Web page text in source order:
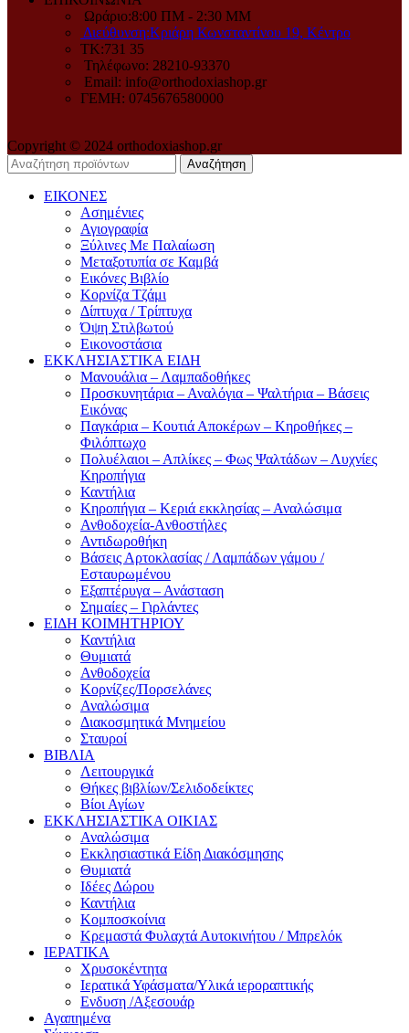
Ωράριο:8:00 ΠM - 2:30 MM
Διεύθυνση:Κριάρη Κωνσταντίνου 19, Κέντρο
ΤΚ:731 35
Τηλέφωνο: 28210-93370
Email: info@orthodoxiashop.gr
ΓΕΜH: 0745676580000
Copyright © 2024 orthodoxiashop.gr
Αναζήτηση
ΕΙΚΟΝΕΣ
Ασημένιες
Αγιογραφία
Ξύλινες Με Παλαίωση
Μεταξοτυπία σε Καμβά
Eικόνες Bιβλίο
Kορνίζα Tζάμι
Δίπτυχα / Τρίπτυχα
Όψη Στιλβωτού
Eικονοστάσια
ΕΚΚΛΗΣΙΑΣΤΙΚΑ ΕΙΔΗ
Μανουάλια – Λαμπαδοθήκες
Προσκυνητάρια – Αναλόγια – Ψαλτήρια – Βάσεις
Εικόνας
Παγκάρια – Κουτιά Αποκέρων – Κηροθήκες –
Φιλόπτωχο
Πολυέλαιοι – Απλίκες – Φως Ψαλτάδων – Λυχνίες
Κηροπήγια
Καντήλια
Κηροπήγια – Κεριά εκκλησίας – Αναλώσιμα
Ανθοδοχεία-Aνθοστήλες
Αντιδωροθήκη
Βάσεις Αρτοκλασίας / Λαμπάδων γάμου /
Εσταυρωμένου
Εξαπτέρυγα – Ανάσταση
Σημαίες – Γιρλάντες
ΕΙΔΗ ΚΟΙΜΗΤΗΡΙΟΥ
Καντήλια
Θυμιατά
Ανθοδοχεία
Κορνίζες/Πορσελάνες
Αναλώσιμα
Διακοσμητικά Μνημείου
Σταυροί
ΒΙΒΛΙΑ
Λειτουργικά
Θήκες βιβλίων/Σελιδοδείκτες
Βίοι Αγίων
ΕΚΚΛΗΣΙΑΣΤΙΚΑ ΟΙΚΙΑΣ
Αναλώσιμα
Εκκλησιαστικά Είδη Διακόσμησης
Θυμιατά
Ιδέες Δώρου
Καντήλια
Κομποσκοίνια
Κρεμαστά Φυλαχτά Αυτοκινήτου / Μπρελόκ
ΙΕΡΑΤΙΚΑ
Χρυσοκέντητα
Ιερατικά Υφάσματα/Υλικά ιεροραπτικής
Ενδυση /Αξεσουάρ
Αγαπημένα